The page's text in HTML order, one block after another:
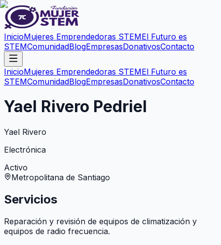
InicioMujeres Emprendedoras STEMEl Futuro es
STEMComunidadBlogEmpresasDonativosContacto
InicioMujeres Emprendedoras STEMEl Futuro es
STEMComunidadBlogEmpresasDonativosContacto
Yael Rivero Pedriel
Yael Rivero
Electrónica
Activo
Metropolitana de Santiago
Servicios
Reparación y revisión de equipos de climatización y
equipos de radio frecuencia.